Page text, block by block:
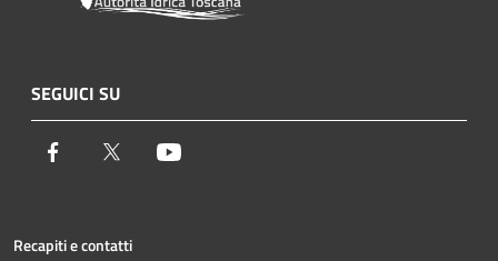
SEGUICI SU
Facebook Twitter
Recapiti e contatti